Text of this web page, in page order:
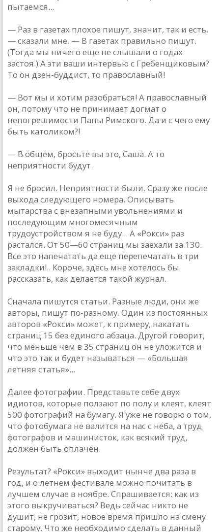
пытаемся...
— Раз в газетах плохое пишут, значит, так и есть,
— сказали мне. — В газетах правильно пишут.
(Тогда мы ничего еще не слышали о годах
застоя.) А эти ваши интервью с Гребенщиковым?
То он дзен-буддист, то православный!
— Вот мы и хотим разобраться! А православный
он, потому что не принимает догмат о
непогрешимости Папы Римского. Да и с чего ему
быть католиком?!
— В общем, бросьте вы это, Саша. А то
неприятности будут.
Я не бросил. Неприятности были. Сразу же после
выхода следующего номера. Описывать
мытарства с внезапными увольнениями и
последующим многомесячным
трудоустройством я не буду... А «Рокси» раз
растался. От 50—60 страниц мы заехали за 130.
Все это напечатать да еще перепечатать в три
закладки!.. Короче, здесь мне хотелось бы
рассказать, как делается такой журнал.
Сначала пишутся статьи. Разные люди, они же
авторы, пишут по-разному. Один из постоянных
авторов «Рокси» может, к примеру, накатать
страниц 15 без единого абзаца. Другой говорит,
что меньше чем в 35 страниц он не уложится и
что это так и будет называться — «Большая
летняя статья»...
Далее фотографии. Представьте себе двух
идиотов, которые ползают по полу и клеят, клеят
500 фотографий на бумагу. Я уже не говорю о том,
что фотобумага не валится на нас с неба, а труд
фотографов и машинисток, как всякий труд,
должен быть оплачен.
Результат? «Рокси» выходит нынче два раза в
год, и о летнем фестивале можно почитать в
лучшем случае в ноябре. Спрашивается: как из
этого выкручиваться? Ведь сейчас никто не
душит, не грозит, новое время пришло на смену
старому. Что же необходимо сделать в данный